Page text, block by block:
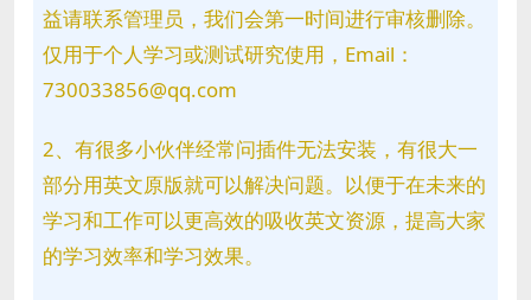
益请联系管理员，我们会第一时间进行审核删除。
仅用于个人学习或测试研究使用，Email：
730033856@qq.com
2、有很多小伙伴经常问插件无法安装，有很大一
部分用英文原版就可以解决问题。以便于在未来的
学习和工作可以更高效的吸收英文资源，提高大家
的学习效率和学习效果。